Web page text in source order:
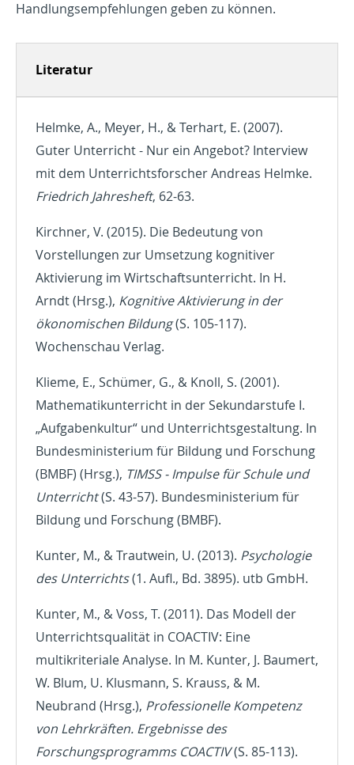
Handlungsempfehlungen geben zu können.
Literatur
Helmke, A., Meyer, H., & Terhart, E. (2007).
Guter Unterricht - Nur ein Angebot? Interview
mit dem Unterrichtsforscher Andreas Helmke.
Friedrich Jahresheft, 62-63.
Kirchner, V. (2015). Die Bedeutung von
Vorstellungen zur Umsetzung kognitiver
Aktivierung im Wirtschaftsunterricht. In H.
Arndt (Hrsg.), Kognitive Aktivierung in der
ökonomischen Bildung(S. 105-117).
Wochenschau Verlag.
Klieme, E., Schümer, G., & Knoll, S. (2001).
Mathematikunterricht in der Sekundarstufe I.
„Aufgabenkultur“ und Unterrichtsgestaltung. In
Bundesministerium für Bildung und Forschung
(BMBF) (Hrsg.), TIMSS - Impulse für Schule und
Unterricht(S. 43-57). Bundesministerium für
Bildung und Forschung (BMBF).
Kunter, M., & Trautwein, U. (2013). Psychologie
des Unterrichts(1. Aufl., Bd. 3895). utb GmbH.
Kunter, M., & Voss, T. (2011). Das Modell der
Unterrichtsqualität in COACTIV: Eine
multikriteriale Analyse. In M. Kunter, J. Baumert,
W. Blum, U. Klusmann, S. Krauss, & M.
Neubrand (Hrsg.), Professionelle Kompetenz
von Lehrkräften. Ergebnisse des
Forschungsprogramms COACTIV(S. 85-113).